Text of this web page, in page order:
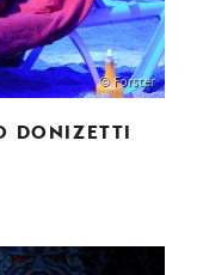
© Forster
DONIZETTI